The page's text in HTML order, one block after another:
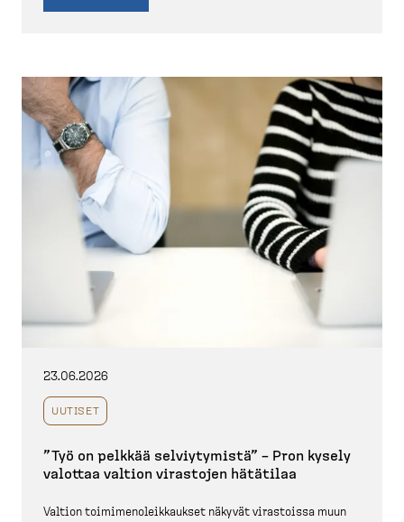
23.06.2026
UUTISET
”Työ on pelkkää selviy­tymistä” – Pron kysely
valottaa valtion virastojen hätätilaa
Valtion toimime­no­leik­kaukset näkyvät virastoissa muun